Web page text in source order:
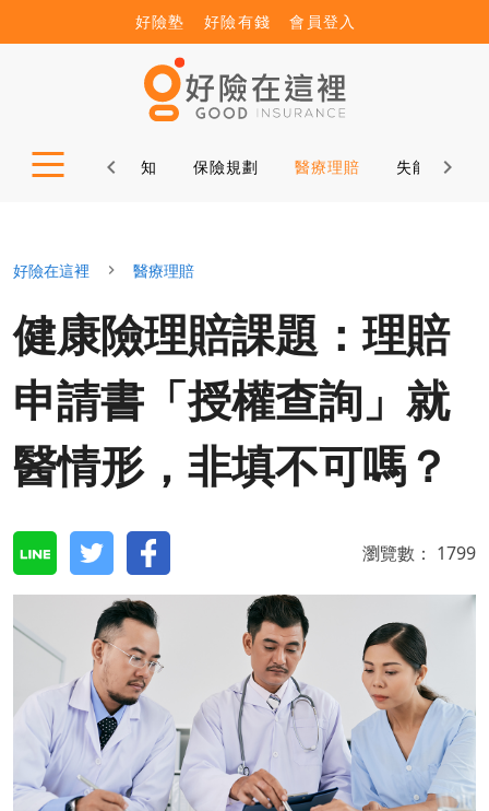
好險塾 好險有錢 會員登入
益諮詢 保險新知 保險規劃 醫療理賠 失能理賠
好險在這裡 醫療理賠
健康險理賠課題：理賠
申請書「授權查詢」就
醫情形，非填不可嗎？
瀏覽數： 1799